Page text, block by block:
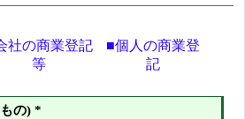
社の商業登記
等
■個人の商業登
記
の) *